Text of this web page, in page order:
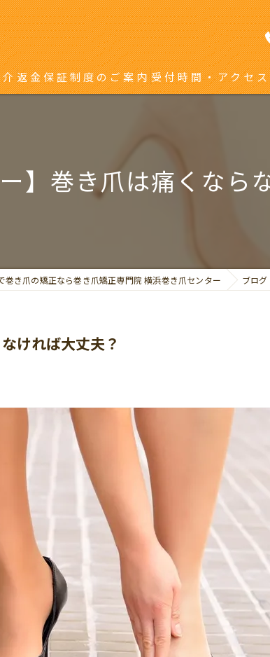
介返金保証制度のご案内受付時間・アクセス
】巻き爪は痛くなら
巻き爪の矯正なら巻き爪矯正専門院 横浜巻き爪センター ブログ
ければ大丈夫？